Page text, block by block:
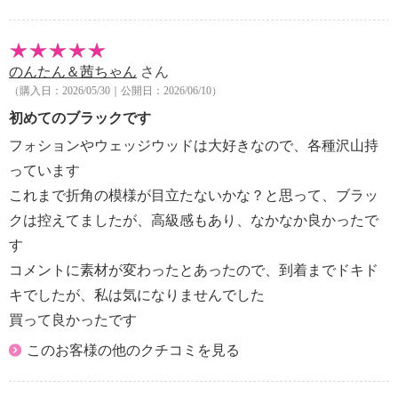
のんたん＆茜ちゃん さん
（購入日：2026/05/30｜公開日：2026/06/10）
初めてのブラックです
フォションやウェッジウッドは大好きなので、各種沢山持
っています
これまで折角の模様が目立たないかな？と思って、ブラッ
クは控えてましたが、高級感もあり、なかなか良かったで
す
コメントに素材が変わったとあったので、到着までドキド
キでしたが、私は気になりませんでした
買って良かったです
このお客様の他のクチコミを見る